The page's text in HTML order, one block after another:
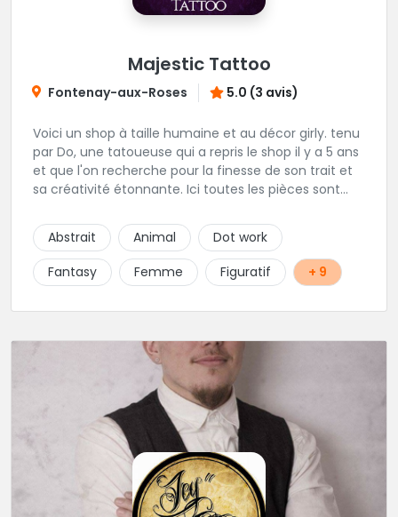
Majestic Tattoo
Fontenay-aux-Roses 5.0 (3 avis)
Voici un shop à taille humaine et au décor girly. tenu
par Do, une tatoueuse qui a repris le shop il y a 5 ans
et que l'on recherche pour la finesse de son trait et
sa créativité étonnante. Ici toutes les pièces sont
client. Les séances de tatouage se font en musique
et dans une ambiance décontractée.
Abstrait Animal
Dot work
Fantasy
Femme Figuratif + 9